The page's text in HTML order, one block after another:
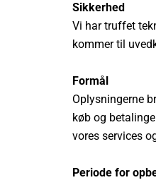
Sikkerhed
Vi har truffet
kommer til
Formål
Oplysningerne
køb og
vores services
Periode for